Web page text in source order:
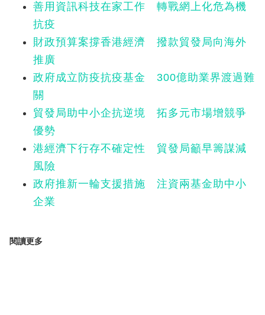
善用資訊科技在家工作 轉戰網上化危為機
抗疫
財政預算案撐香港經濟 撥款貿發局向海外
推廣
政府成立防疫抗疫基金 300億助業界渡過難
關
貿發局助中小企抗逆境 拓多元市場增競爭
優勢
港經濟下行存不確定性 貿發局籲早籌謀減
風險
政府推新一輪支援措施 注資兩基金助中小
企業
閱讀更多